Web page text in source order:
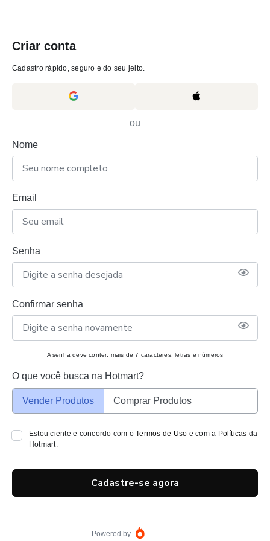
Criar conta
Cadastro rápido, seguro e do seu jeito.
ou
Nome
Email
Senha
Confirmar senha
A senha deve conter: mais de 7 caracteres, letras e números
O que você busca na Hotmart?
Vender Produtos Comprar Produtos
Estou ciente e concordo com oTermos de Uso e com a Políticas da
Hotmart.
Cadastre-se agora
Powered by